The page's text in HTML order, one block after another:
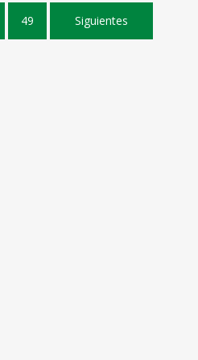
49 Siguientes